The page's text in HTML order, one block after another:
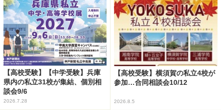
【高校受験】【中学受験】兵庫
県内の私立31校が集結、個別相
談会9/6
2026.7.28
【高校受験】横須賀の私立4校が
参加…合同相談会10/12
2026.8.5